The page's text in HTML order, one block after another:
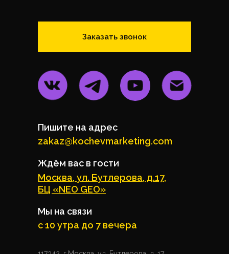
Заказать звонок
Пишите на адрес
zakaz@kochevmarketing.com
Ждём вас в гости
Москва, ул. Бутлерова, д.17,
БЦ «NEO GEO»
Мы на связи
с 10 утра до 7 вечера